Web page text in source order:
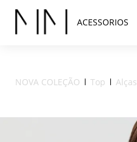
ACESSORIOS
NOVA COLEÇÃO Top Alças